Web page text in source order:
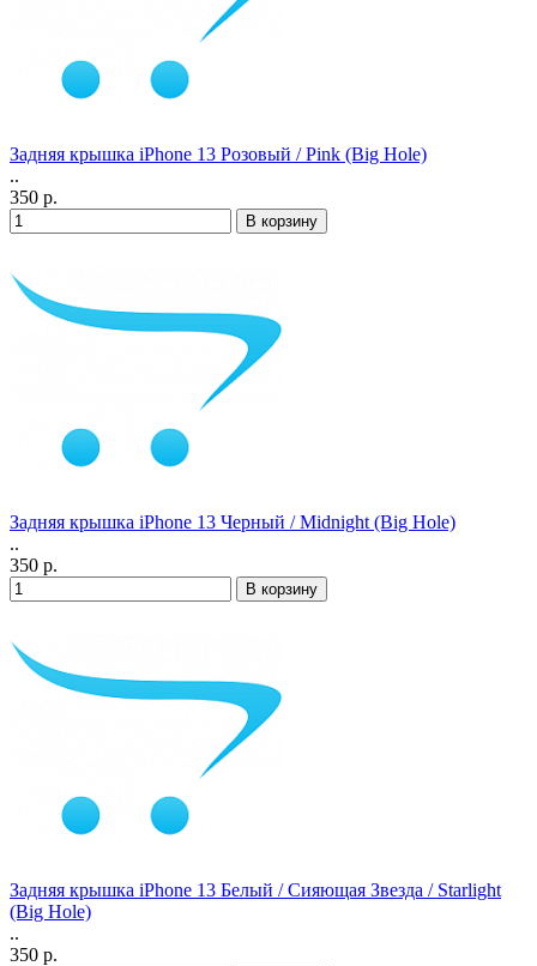
Задняя крышка iPhone 13 Розовый / Pink (Big Hole)
..
350 р.
Задняя крышка iPhone 13 Черный / Midnight (Big Hole)
..
350 р.
Задняя крышка iPhone 13 Белый / Сияющая Звезда / Starlight
(Big Hole)
..
350 р.